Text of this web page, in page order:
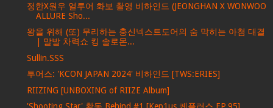
정한X원우 얼루어 화보 촬영 비하인드 (JEONGHAN X WONWOO
ALLURE Sho...
왕을 위해 (또) 무리하는 충신넥스트도어의 숨 막히는 아첨 대결
| 말발 차력쇼 킹 솔로몬...
Sullin.SSS
투어스: 'KCON JAPAN 2024' 비하인드 [TWS:ERIES]
RIIZING [UNBOXING of RIIZE Album]